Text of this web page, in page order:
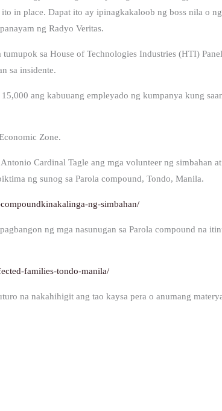
in place. Dapat ito ay ipinagkakaloob ng boss nila o
ng Radyo Veritas.
sa House of Technologies Industries (HTI)
sa insidente.
ang kabuuang empleyado ng kumpanya kung
Zone.
Cardinal Tagle ang mga volunteer ng simbahan
ng sunog sa Parola compound, Tondo, Manila.
ng-simbahan/
ng mga nasunugan sa Parola compound na
families-tondo-manila/
na nakahihigit ang tao kaysa pera o anumang